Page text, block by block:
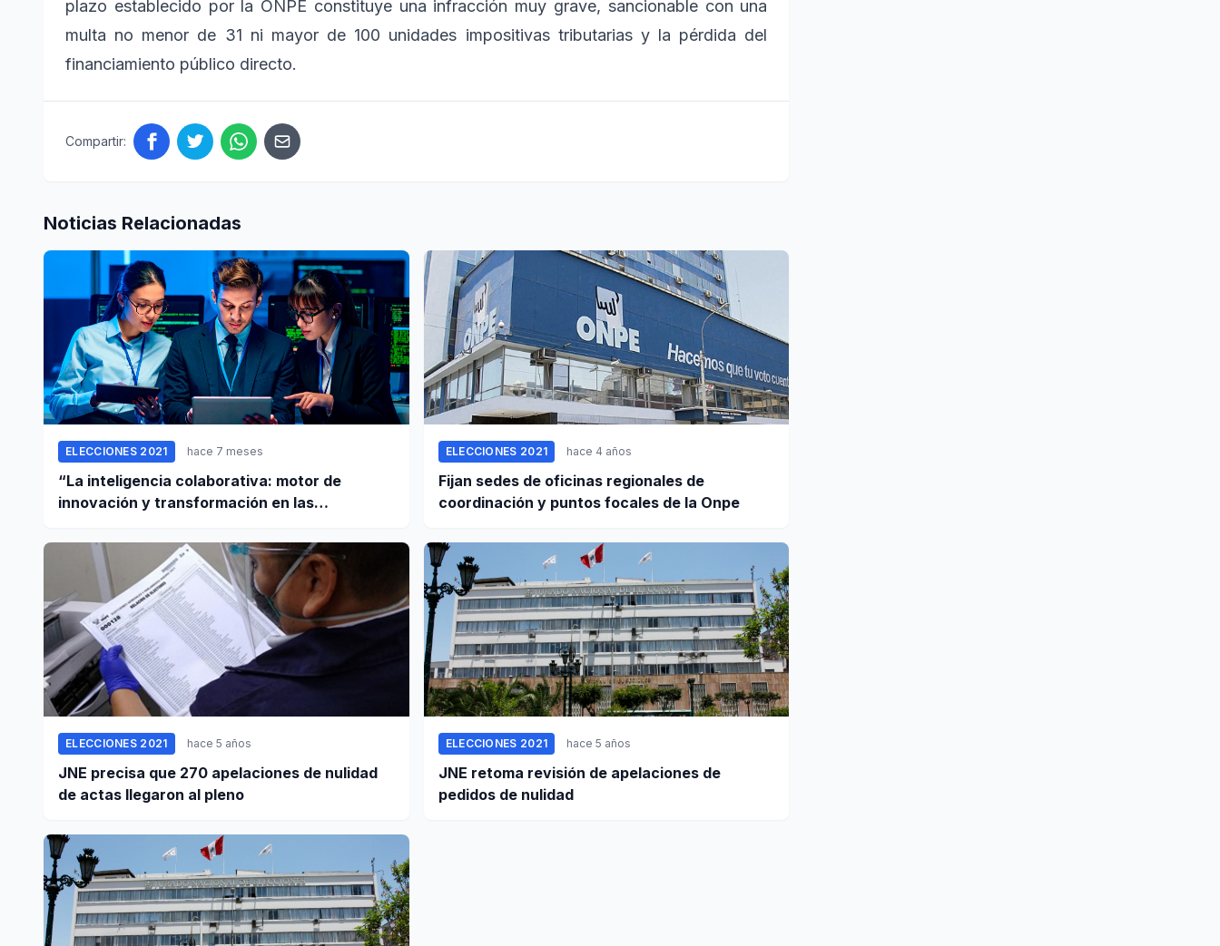
plazo establecido por la ONPE constituye una infracción muy grave, sancionable con una
multa no menor de 31 ni mayor de 100 unidades impositivas tributarias y la pérdida del
financiamiento público directo.
Compartir:
Noticias Relacionadas
ELECCIONES 2021 hace 7 meses
“La inteligencia colaborativa: motor de
innovación y transformación en las
ELECCIONES 2021 hace 4 años
Fijan sedes de oficinas regionales de
coordinación y puntos focales de la Onpe
ELECCIONES 2021 hace 5 años
JNE precisa que 270 apelaciones de nulidad
de actas llegaron al pleno
ELECCIONES 2021 hace 5 años
JNE retoma revisión de apelaciones de
pedidos de nulidad